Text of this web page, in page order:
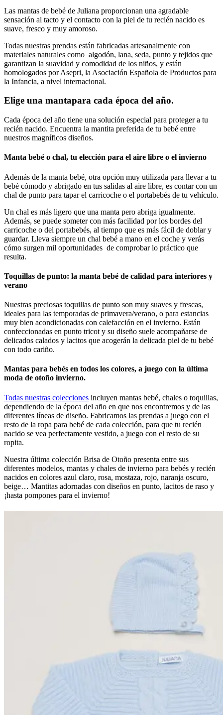
Las mantas de bebé de Juliana proporcionan una agradable
sensación al tacto y el contacto con la piel de tu recién nacido es
suave, fresco y muy amoroso.
Todas nuestras prendas están fabricadas artesanalmente con
materiales naturales como algodón, lana, seda, punto y tejidos que
garantizan la suavidad y comodidad de los niños, y están
homologados por Asepri, la Asociación Española de Productos para
la Infancia, a nivel internacional.
Elige una mantapara cada época del año.
Cada época del año tiene una solución especial para proteger a tu
recién nacido. Encuentra la mantita preferida de tu bebé entre
nuestros magníficos diseños.
Manta bebé o chal, tu elección para el aire libre o el invierno
Además de la manta bebé, otra opción muy utilizada para llevar a tu
bebé cómodo y abrigado en tus salidas al aire libre, es contar con un
chal de punto para tapar el carricoche o el portabebés de tu vehículo.
Un chal es más ligero que una manta pero abriga igualmente.
Además, se puede someter con más facilidad por los bordes del
carricoche o del portabebés, al tiempo que es más fácil de doblar y
guardar. Lleva siempre un chal bebé a mano en el coche y verás
cómo surgen mil oportunidades de comprobar lo práctico que
resulta.
Toquillas de punto: la manta bebé de calidad para interiores y
verano
Nuestras preciosas toquillas de punto son muy suaves y frescas,
ideales para las temporadas de primavera/verano, o para estancias
muy bien acondicionadas con calefacción en el invierno. Están
confeccionadas en punto tricot y su diseño suele acompañarse de
delicados calados y lacitos que acogerán la delicada piel de tu bebé
con todo cariño.
Mantas para bebés en todos los colores, a juego con la última
moda de otoño invierno.
Todas nuestras colecciones incluyen mantas bebé, chales o toquillas,
dependiendo de la época del año en que nos encontremos y de las
diferentes líneas de diseño. Fabricamos las prendas a juego con el
resto de la ropa para bebé de cada colección, para que tu recién
nacido se vea perfectamente vestido, a juego con el resto de su
ropita.
Nuestra última colección Brisa de Otoño presenta entre sus
diferentes modelos, mantas y chales de invierno para bebés y recién
nacidos en colores azul claro, rosa, mostaza, rojo, naranja oscuro,
beige… Mantitas adornadas con diseños en punto, lacitos de raso y
¡hasta pompones para el invierno!